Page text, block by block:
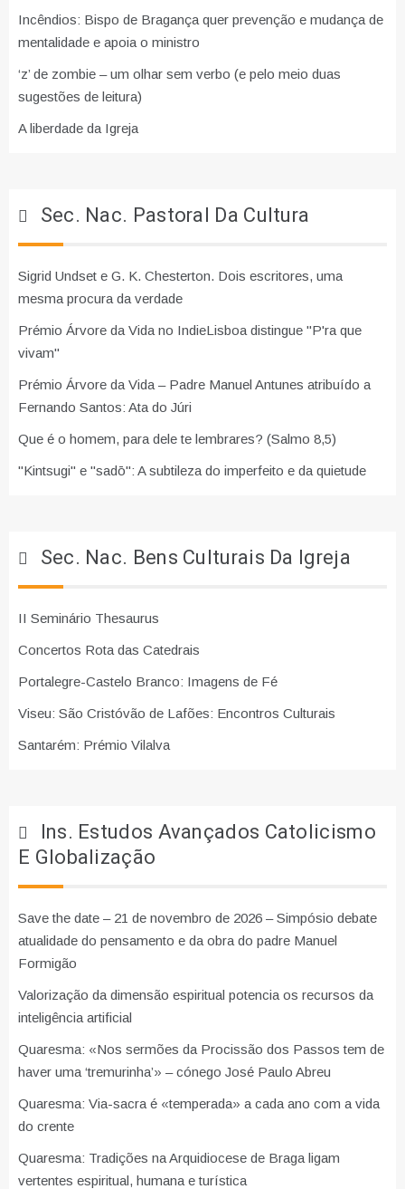
Incêndios: Bispo de Bragança quer prevenção e mudança de
mentalidade e apoia o ministro
‘z’ de zombie – um olhar sem verbo (e pelo meio duas
sugestões de leitura)
A liberdade da Igreja
Sec. Nac. Pastoral Da Cultura
Sigrid Undset e G. K. Chesterton. Dois escritores, uma
mesma procura da verdade
Prémio Árvore da Vida no IndieLisboa distingue "P'ra que
vivam"
Prémio Árvore da Vida – Padre Manuel Antunes atribuído a
Fernando Santos: Ata do Júri
Que é o homem, para dele te lembrares? (Salmo 8,5)
"Kintsugi" e "sadō": A subtileza do imperfeito e da quietude
Sec. Nac. Bens Culturais Da Igreja
II Seminário Thesaurus
Concertos Rota das Catedrais
Portalegre-Castelo Branco: Imagens de Fé
Viseu: São Cristóvão de Lafões: Encontros Culturais
Santarém: Prémio Vilalva
Ins. Estudos Avançados Catolicismo
E Globalização
Save the date – 21 de novembro de 2026 – Simpósio debate
atualidade do pensamento e da obra do padre Manuel
Formigão
Valorização da dimensão espiritual potencia os recursos da
inteligência artificial
Quaresma: «Nos sermões da Procissão dos Passos tem de
haver uma ‘tremurinha’» – cónego José Paulo Abreu
Quaresma: Via-sacra é «temperada» a cada ano com a vida
do crente
Quaresma: Tradições na Arquidiocese de Braga ligam
vertentes espiritual, humana e turística